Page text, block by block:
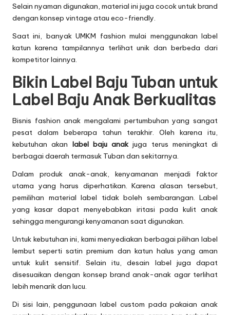
Selain nyaman digunakan, material ini juga cocok untuk brand
dengan konsep vintage atau eco-friendly.
Saat ini, banyak UMKM fashion mulai menggunakan label
katun karena tampilannya terlihat unik dan berbeda dari
kompetitor lainnya.
Bikin Label Baju Tuban untuk
Label Baju Anak Berkualitas
Bisnis fashion anak mengalami pertumbuhan yang sangat
pesat dalam beberapa tahun terakhir. Oleh karena itu,
kebutuhan akan label baju anakjuga terus meningkat di
berbagai daerah termasuk Tuban dan sekitarnya.
Dalam produk anak-anak, kenyamanan menjadi faktor
utama yang harus diperhatikan. Karena alasan tersebut,
pemilihan material label tidak boleh sembarangan. Label
yang kasar dapat menyebabkan iritasi pada kulit anak
sehingga mengurangi kenyamanan saat digunakan.
Untuk kebutuhan ini, kami menyediakan berbagai pilihan label
lembut seperti satin premium dan katun halus yang aman
untuk kulit sensitif. Selain itu, desain label juga dapat
disesuaikan dengan konsep brand anak-anak agar terlihat
lebih menarik dan lucu.
Di sisi lain, penggunaan label custom pada pakaian anak